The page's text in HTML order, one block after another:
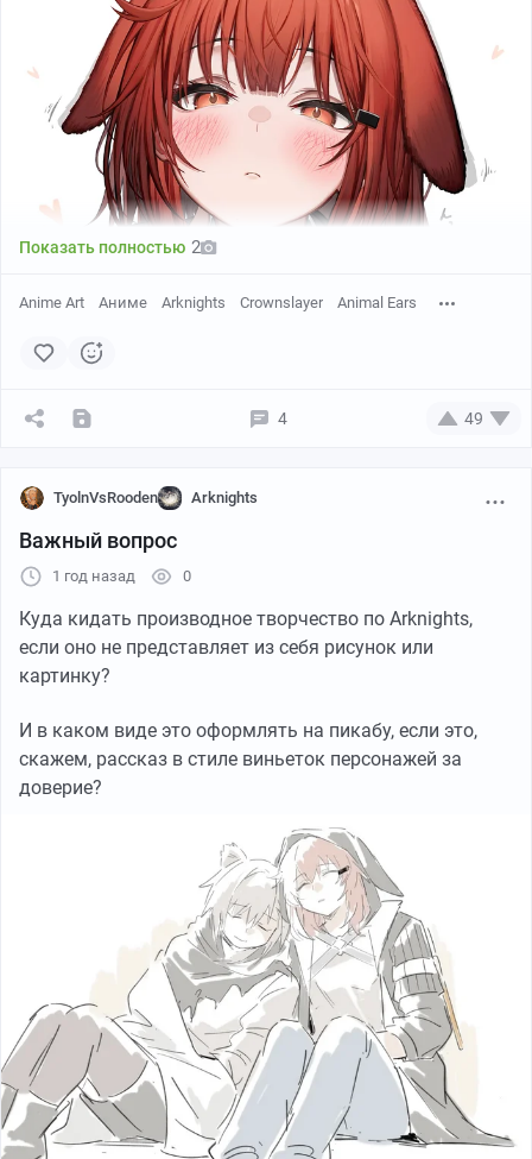
Показать полностью 2
Anime Art Аниме Arknights Crownslayer Animal Ears
4 49
TyolnVsRooden Arknights
Важный вопрос
1 год назад 0
Куда кидать производное творчество по Arknights,
если оно не представляет из себя рисунок или
картинку?
И в каком виде это оформлять на пикабу, если это,
скажем, рассказ в стиле виньеток персонажей за
доверие?